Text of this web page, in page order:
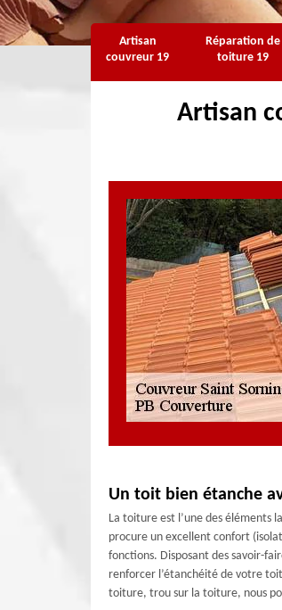
Artisan
couvreur 19
Réparation de
toiture 19
Artisan
Un toit bien étanche
La toiture est l’une des éléments
procure un excellent confort
fonctions. Disposant des savoir-
renforcer l’étanchéité de votre
toiture, trou sur la toiture, nous